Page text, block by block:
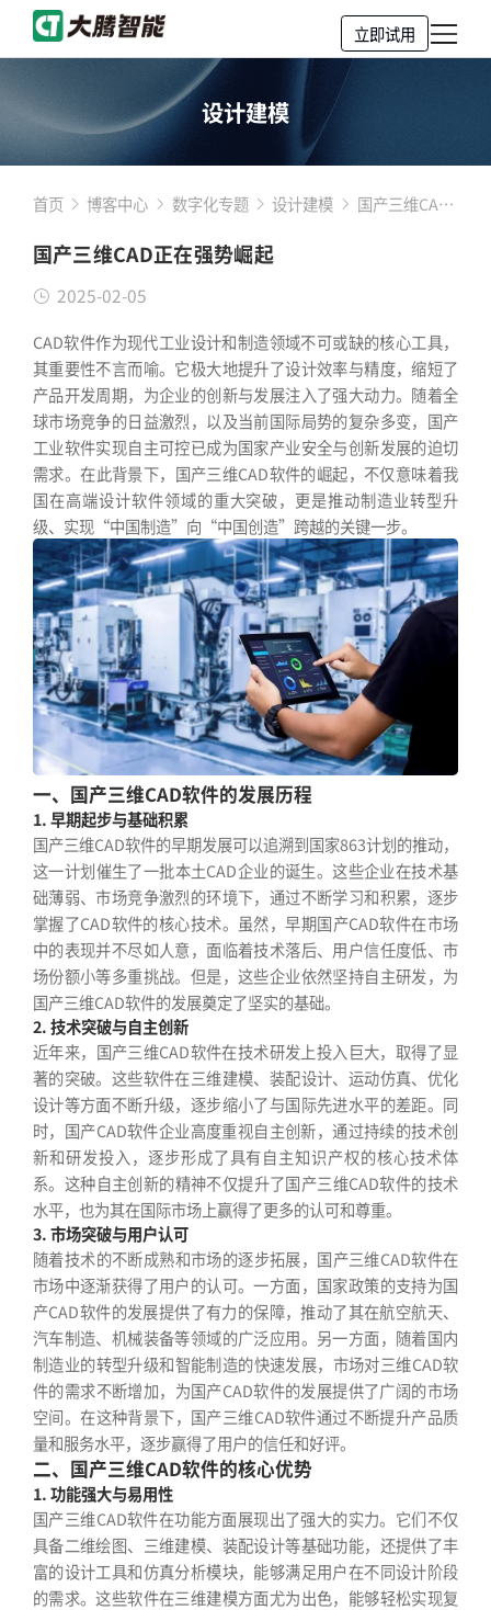
立即试用
设计建模
首页 博客中心 数字化专题 设计建模
国产三维CAD
国产三维CAD正在强势崛起
2025-02-05
CAD软件作为现代工业设计和制造领域不可或缺的核心工具，
其重要性不言而喻。它极大地提升了设计效率与精度，缩短了
产品开发周期，为企业的创新与发展注入了强大动力。随着全
球市场竞争的日益激烈，以及当前国际局势的复杂多变，国产
工业软件实现自主可控已成为国家产业安全与创新发展的迫切
需求。在此背景下，国产三维CAD软件的崛起，不仅意味着我
国在高端设计软件领域的重大突破，更是推动制造业转型升
级、实现“中国制造”向“中国创造”跨越的关键一步。
一、国产三维CAD软件的发展历程
1. 早期起步与基础积累
国产三维CAD软件的早期发展可以追溯到国家863计划的推动，
这一计划催生了一批本土CAD企业的诞生。这些企业在技术基
础薄弱、市场竞争激烈的环境下，通过不断学习和积累，逐步
掌握了CAD软件的核心技术。虽然，早期国产CAD软件在市场
中的表现并不尽如人意，面临着技术落后、用户信任度低、市
场份额小等多重挑战。但是，这些企业依然坚持自主研发，为
国产三维CAD软件的发展奠定了坚实的基础。
2. 技术突破与自主创新
近年来，国产三维CAD软件在技术研发上投入巨大，取得了显
著的突破。这些软件在三维建模、装配设计、运动仿真、优化
设计等方面不断升级，逐步缩小了与国际先进水平的差距。同
时，国产CAD软件企业高度重视自主创新，通过持续的技术创
新和研发投入，逐步形成了具有自主知识产权的核心技术体
系。这种自主创新的精神不仅提升了国产三维CAD软件的技术
水平，也为其在国际市场上赢得了更多的认可和尊重。
3. 市场突破与用户认可
随着技术的不断成熟和市场的逐步拓展，国产三维CAD软件在
市场中逐渐获得了用户的认可。一方面，国家政策的支持为国
产CAD软件的发展提供了有力的保障，推动了其在航空航天、
汽车制造、机械装备等领域的广泛应用。另一方面，随着国内
制造业的转型升级和智能制造的快速发展，市场对三维CAD软
件的需求不断增加，为国产CAD软件的发展提供了广阔的市场
空间。在这种背景下，国产三维CAD软件通过不断提升产品质
量和服务水平，逐步赢得了用户的信任和好评。
二、国产三维CAD软件的核心优势
1. 功能强大与易用性
国产三维CAD软件在功能方面展现出了强大的实力。它们不仅
具备二维绘图、三维建模、装配设计等基础功能，还提供了丰
富的设计工具和仿真分析模块，能够满足用户在不同设计阶段
的需求。这些软件在三维建模方面尤为出色，能够轻松实现复